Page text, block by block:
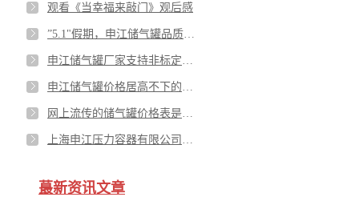
观看《当幸福来敲门》观后感
蕞新资讯文章